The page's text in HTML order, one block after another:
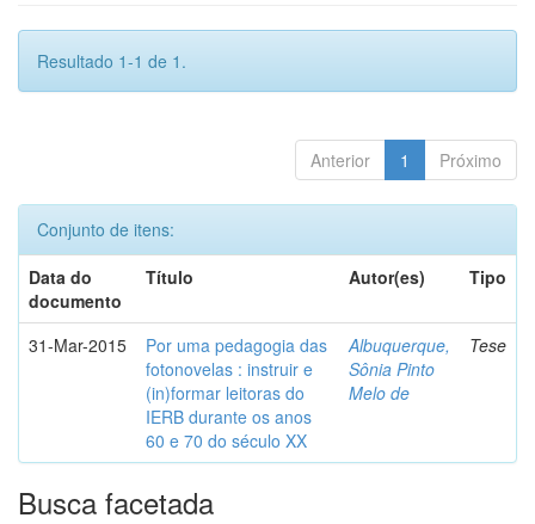
Resultado 1-1 de 1.
Anterior 1 Próximo
Conjunto de itens:
Data do
documento
Título Autor(es) Tipo
31-Mar-2015
Por uma pedagogia das
fotonovelas : instruir e
(in)formar leitoras do
IERB durante os anos
60 e 70 do século XX
Albuquerque,
Sônia Pinto
Melo de
Tese
Busca facetada